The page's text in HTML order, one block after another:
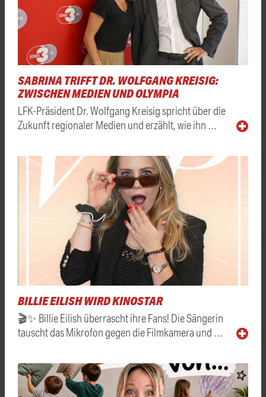
SABRINA TRIFFT DR. WOLFGANG KREISIG:
ZWISCHEN MEDIEN UND OLYMPIA
LFK-Präsident Dr. Wolfgang Kreisig spricht über die
Zukunft regionaler Medien und erzählt, wie ihn …
BILLIE EILISH WIRD KINOSTAR
🎬✨ Billie Eilish überrascht ihre Fans! Die Sängerin
tauscht das Mikrofon gegen die Filmkamera und …